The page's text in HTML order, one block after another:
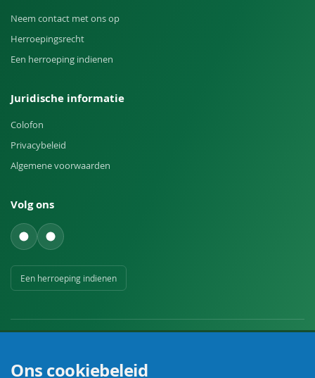
Neem contact met ons op
Herroepingsrecht
Een herroeping indienen
Juridische informatie
Colofon
Privacybeleid
Algemene voorwaarden
Volg ons
Een herroeping indienen
Ons cookiebeleid